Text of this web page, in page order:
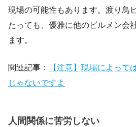
現場の可能性もあります。渡り鳥
たっても、優雅に他のビルメン会
ます。
関連記事：
【注意】現場によって
じゃないですよ
人間関係に苦労しない